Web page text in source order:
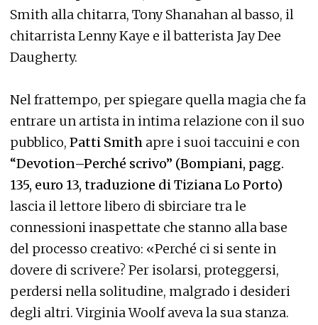
Smith alla chitarra, Tony Shanahan al basso, il
chitarrista Lenny Kaye e il batterista Jay Dee
Daugherty.
Nel frattempo, per spiegare quella magia che fa
entrare un artista in intima relazione con il suo
pubblico, Patti Smith apre i suoi taccuini e con
“Devotion–Perché scrivo” (Bompiani, pagg.
135, euro 13, traduzione di Tiziana Lo Porto)
lascia il lettore libero di sbirciare tra le
connessioni inaspettate che stanno alla base
del processo creativo: «Perché ci si sente in
dovere di scrivere? Per isolarsi, proteggersi,
perdersi nella solitudine, malgrado i desideri
degli altri. Virginia Woolf aveva la sua stanza.